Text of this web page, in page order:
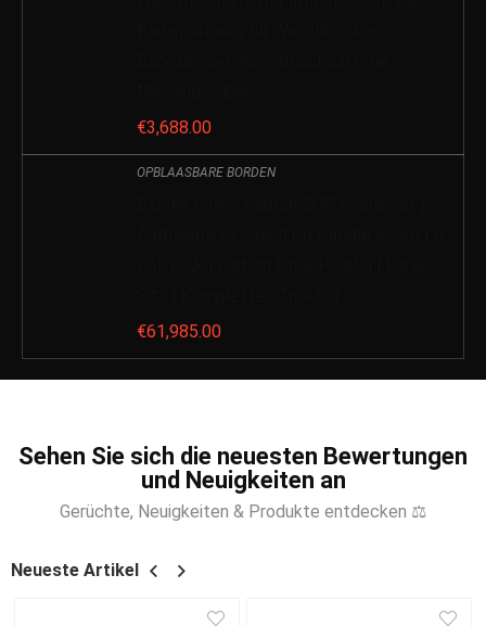
€3,688.00
OPBLAASBARE BORDEN
€61,985.00
Sehen Sie sich die neuesten Bewertungen
und Neuigkeiten an
Gerüchte, Neuigkeiten & Produkte entdecken ⚖
Neueste Artikel